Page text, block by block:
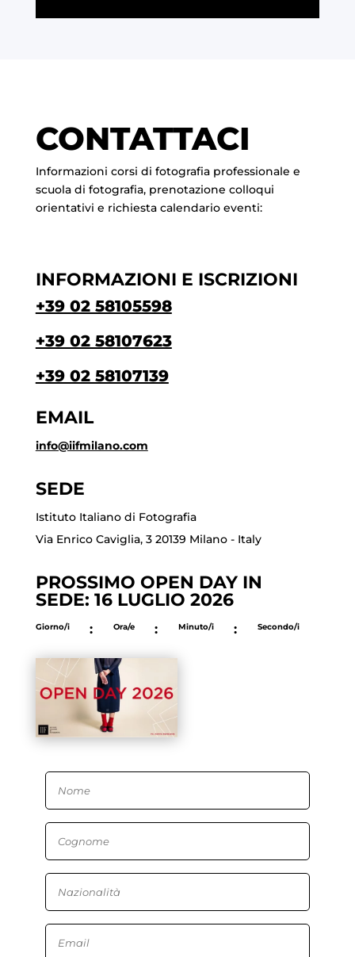
CONTATTACI
Informazioni corsi di fotografia professionale e
scuola di fotografia, prenotazione colloqui
orientativi e richiesta calendario eventi:
INFORMAZIONI E ISCRIZIONI
+39 02 58105598
+39 02 58107623
+39 02 58107139
EMAIL
info@iifmilano.com
SEDE
Istituto Italiano di Fotografia
Via Enrico Caviglia, 3 20139 Milano - Italy
PROSSIMO OPEN DAY IN
SEDE: 16 LUGLIO 2026
Giorno/i : Ora/e : Minuto/i : Secondo/i